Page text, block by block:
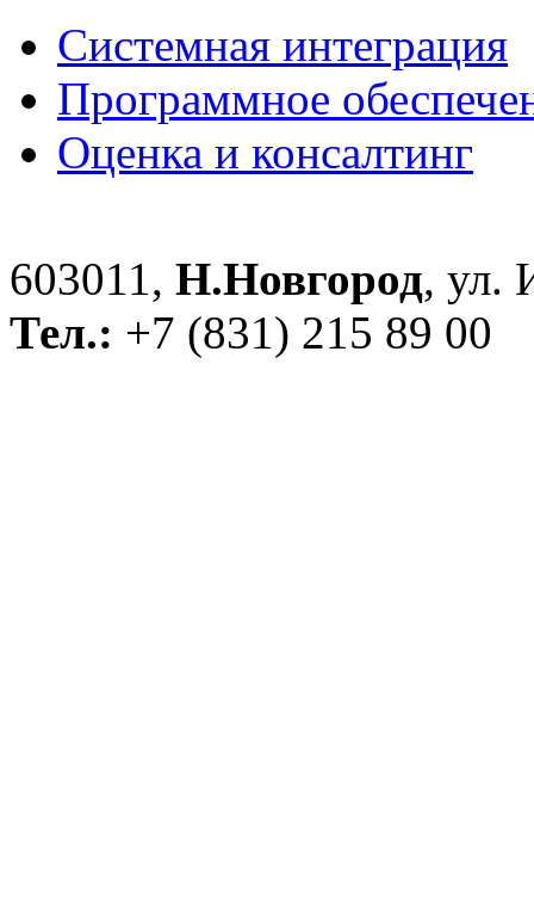
Системная интеграция
Программное
Оценка и консалтинг
603011, Н.Новгород, ул.
Тел.: +7 (831) 215 89 00